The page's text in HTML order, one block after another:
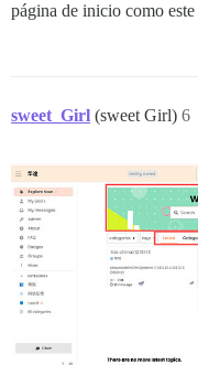
página de inicio como
sweet_Girl (sweet Girl) 6